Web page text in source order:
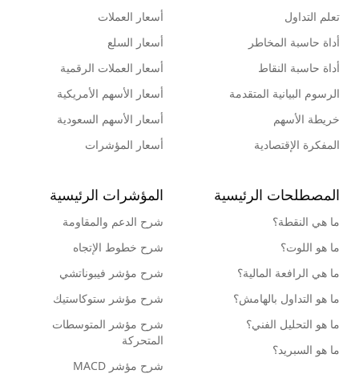
تعلم التداول
أداة حاسبة المخاطر
أداة حاسبة النقاط
الرسوم البيانية المتقدمة
خريطة الأسهم
المفكرة الإقتصادية
أسعار العملات
أسعار السلع
أسعار العملات الرقمية
أسعار الأسهم الأمريكية
أسعار الأسهم السعودية
أسعار المؤشرات
المصطلحات الرئيسية
ما هي النقطة؟
ما هو اللوت؟
ما هي الرافعة المالية؟
ما هو التداول بالهامش؟
ما هو التحليل الفني؟
ما هو السبريد؟
المؤشرات الرئيسية
شرح الدعم والمقاومة
شرح خطوط الإتجاه
شرح مؤشر فيبوناتشي
شرح مؤشر ستوكاستيك
شرح مؤشر المتوسطات
المتحركة
شرح مؤشر MACD